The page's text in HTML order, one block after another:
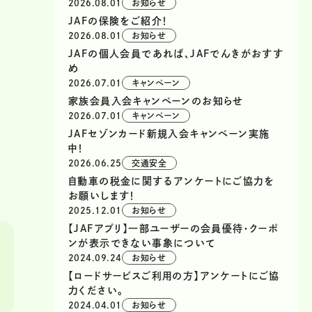
2026.08.01 お知らせ
JAFの保険をご紹介！
2026.08.01 お知らせ
JAFの個人会員であれば、JAFでんきがおすす
め
2026.07.01 キャンペーン
家族会員入会キャンペーンのお知らせ
2026.07.01 キャンペーン
JAFセゾンカード新規入会キャンペーン実施
中！
2026.06.25 交通安全
自動車の税金に関するアンケートにご協力を
お願いします！
2025.12.01 お知らせ
【JAFアプリ】一部ユーザーの会員優待・クーポ
ンが表示できない事象について
2024.09.24 お知らせ
【ロードサービスご利用の方】アンケートにご協
力ください。
2024.04.01 お知らせ